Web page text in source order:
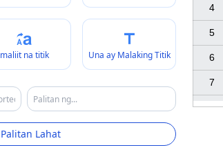
maliit na titik Una ay Malaking Titik
Palitan Lahat
4
5
6
7